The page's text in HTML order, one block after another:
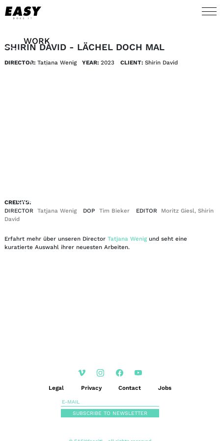
WORK
TALENTS
CONTACT
SHIRIN DAVID - LÄCHEL DOCH MAL
DIRECTOR: Tatjana Wenig YEAR:2023 CLIENT:Shirin David
CREDITS:
DIRECTOR
Tatjana Wenig DOP Tim Bieker EDITOR
Moritz Giesl, Shirin
David
Erfahrt mehr über unseren Director Tatjana Wenigund seht eine
kuratierte Auswahl ihrer neuesten Arbeiten.
Legal Privacy Contact Jobs
SUBSCRIBE TO NEWSLETTER